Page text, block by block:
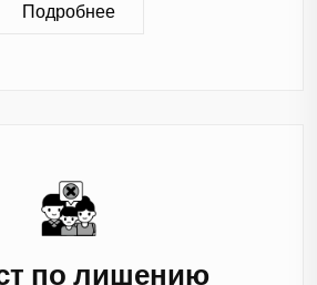
Подробнее
по лишению